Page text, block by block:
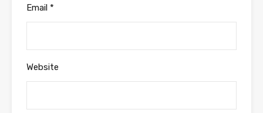
Email *
Website